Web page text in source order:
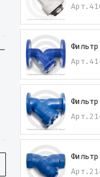
Арт.
Арт.
Арт.
Арт.